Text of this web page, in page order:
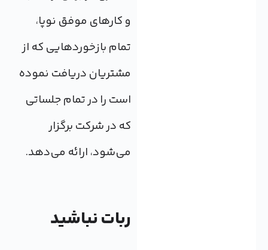
و کارهای موفق نوپا،
تمام بازخوردهایی که از
مشتریان دریافت نموده
است را در تمام جلساتی
که در شرکت برگزار
می‌شود، ارائه می‌دهد.
ربات نباشید